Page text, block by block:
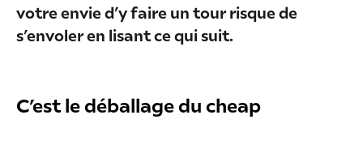
votre envie d’y faire un tour risque de
s’envoler en lisant ce qui suit.
C’est le déballage du cheap